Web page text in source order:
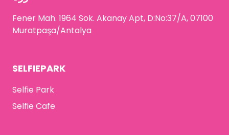
Fener Mah. 1964 Sok. Akanay Apt, D:No:37/A, 07100
Muratpaşa/Antalya
SELFIEPARK
Selfie Park
Selfie Cafe